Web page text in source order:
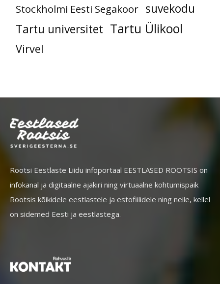
Stockholmi Eesti Segakoor suvekodu
Tartu universitet Tartu Ülikool
Virvel
Rootsi Eestlaste Liidu infoportaal EESTLASED ROOTSIS on
infokanal ja digitaalne ajakiri ning virtuaalne kohtumispaik
Rootsis kõikidele eestlastele ja estofiilidele ning neile, kellel
on sidemed Eesti ja eestlastega.